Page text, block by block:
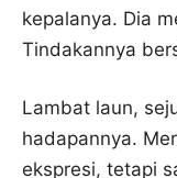
kepalanya. Dia
Tindakannya
Lambat laun,
hadapannya.
ekspresi, tetapi